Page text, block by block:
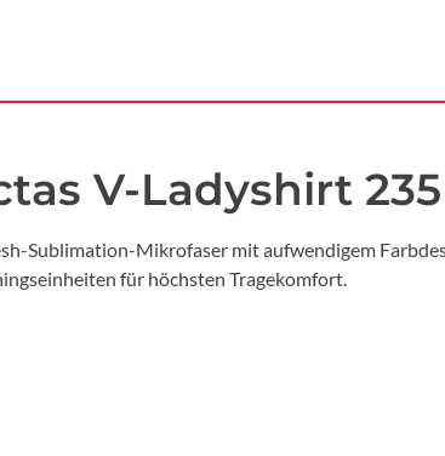
V-Ladyshirt
Sublimation-Mikrofaser mit aufwendigem
für höchsten Tragekomfort.